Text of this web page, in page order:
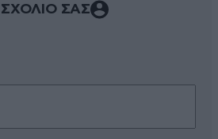
ΣΑΣ